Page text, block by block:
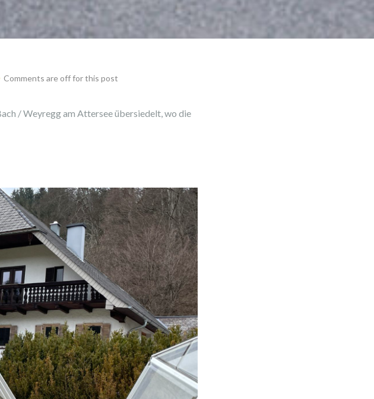
Comments are off for this post
/ Weyregg am Attersee übersiedelt, wo die